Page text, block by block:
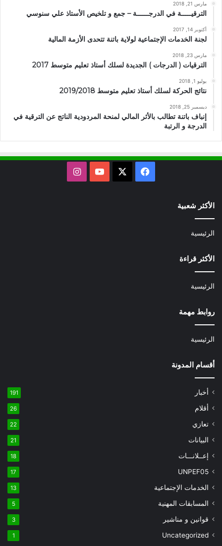
مارس 21, 2018
الترقيـــــة في الدرجــــــة – جمع و تلخيص الأستاذ علي سنوسي
أكتوبر 14, 2017
لجنة الخدمات الإجتماعية لولاية باتنة تتحدى الأزمة المالية
مارس 23, 2018
الترقيات ( الدرجات ) الجديدة لسلك أستاذ تعليم متوسط 2017
يوليو 1, 2018
نتائج الحركة لسلك أستاذ تعليم متوسط 2019/2018
ديسمبر 25, 2018
إنباف باتنة تطالب بالأثر المالي لمنحة المردودية الناتج عن الترقية في
الدرجة و الرتبة
فيسبوك يوتيوب
الأكثر شعبية
الرئيسية
الأكثر قراءة
الرئيسية
روابط مهمة
الرئيسية
أقسام المدونة
أخبار 191
أقلام 26
تعازي 22
البيانات 21
إعــلانـــات 18
UNPEF05
17
الخدمات الإجتماعية 13
المسابقات المهنية 5
قوانين و مناشير 3
Uncategorized
1